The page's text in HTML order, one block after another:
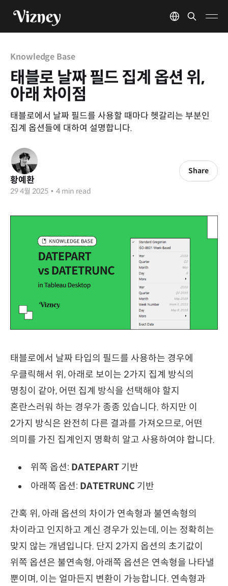
Knowledge Base
태블로 날짜 필드 집계 옵션 위,
아래 차이점
태블로에서 날짜 필드를 사용할 때마다 헷갈리는 부분인
집계 옵션들에 대하여 설명합니다.
황예환
29 4월 2025 • 4 min read
Share
태블로에서 날짜 타입의 필드를 사용하는 경우에
우클릭해서 위, 아래로 보이는 2가지 집계 방식의
명칭이 같아, 어떤 집계 방식을 선택해야 할지
혼란스러워 하는 경우가 종종 있습니다. 하지만 이
2가지 방식은 완전히 다른 결과를 가져오므로, 어떤
의미를 가진 집계인지 명확히 알고 사용하여야 합니다.
위쪽 옵션: DATEPART 기반
아래쪽 옵션: DATETRUNC 기반
간혹 위, 아래 옵션의 차이가 연속형과 불연속형의
차이라고 인지하고 계신 경우가 있는데, 이는 정확히는
맞지 않는 개념입니다. 단지 2가지 옵션의 초기값이
위쪽 옵션은 불연속형, 아래쪽 옵션은 연속형을 나타낼
뿐이며, 이는 얼마든지 변환이 가능합니다. 연속형과